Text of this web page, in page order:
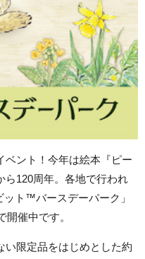
ベント！今年は絵本『ピー
ら120周年。各地で行われ
ト™️バースデーパーク」
催中です。
い限定品をはじめとした約